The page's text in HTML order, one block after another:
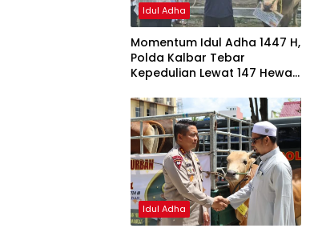
Idul Adha
Momentum Idul Adha 1447 H,
Polda Kalbar Tebar
Kepedulian Lewat 147 Hewan
Idul Adha